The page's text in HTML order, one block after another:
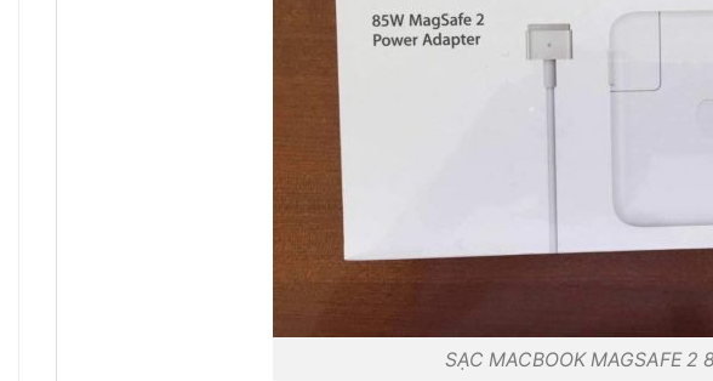
SẠC MACBOOK MAGSAFE 2